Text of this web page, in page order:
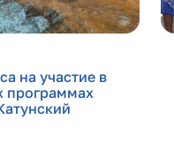
на участие в
программах